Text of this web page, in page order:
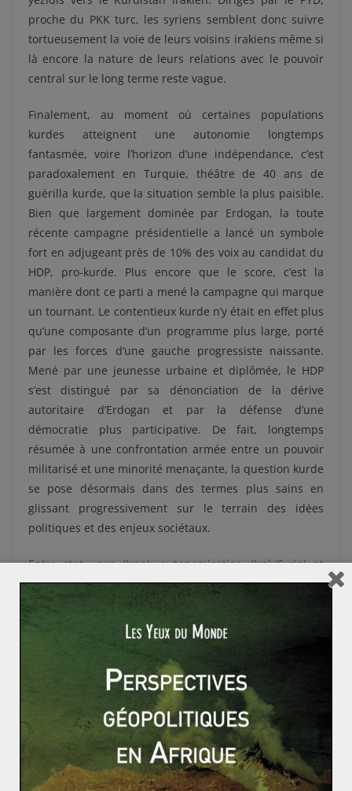
proche du PKK turc, les syriens semblent donc suivre
tortueusement la voie de leurs voisins irakiens même si
là encore la nature de leurs relations avec le pouvoir
central sur le long terme reste vague.
Finalement, au moment où certaines populations
kurdes atteignent une autonomie longtemps
fantasmée, voire l’horizon d’une indépendance, c’est
paradoxalement en Turquie, théâtre de 40 ans de
guérilla kurde, que la situation semble la plus paisible.
Bien que largement dominée par Erdogan, la toute
récente campagne présidentielle a lancé un symbole
fort en adjugeant près de 10% des voix au candidat du
HDP, pro-kurde. Plus encore que le score, c’est la
manière dont ce parti a mené la campagne qui marque
un tournant. Le contentieux kurde n’y était en effet plus
qu’une composante d’un programme plus large, porté
par les forces d’une gauche progressiste naissante.
Mené par une jeunesse urbaine et diplômée, le HDP
s’est distingué par sa dénonciation de la dérive
autoritaire d’Erdogan et par la défense d’une
démocratie plus participative. De fait, longtemps
résumée à une confrontation armée entre un pouvoir
militarisé et une minorité menaçante, la question kurde
se pose désormais dans des termes plus sains en
glissant progressivement sur le terrain des idées
politiques et des enjeux sociétaux.
Entrestatu quo(Iran), autonomisation (Irak/Syrie) et
progressive acceptation (Turquie), la revue des
différents Kurdistans se révèle donc particulièrement
enrichissante afin d’appréhender les réalités moyen-
orientales. Elle permet d’établir, au moins en partie, un
spectre du statut des minorités au Moyen-Orient, tout
comme elle incite à mieux prendre en compte leur
fonctionnement transfrontalier qui répond d’une
approche de l’espace moins sensible aux structures